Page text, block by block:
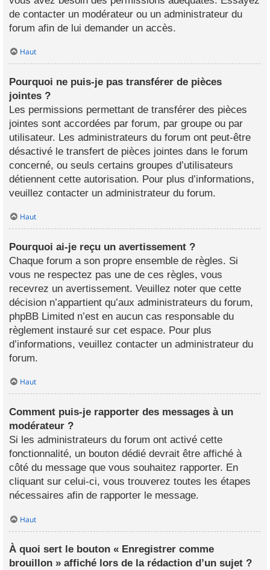
de contacter un modérateur ou un administrateur du
forum afin de lui demander un accès.
Haut
Pourquoi ne puis-je pas transférer de pièces
jointes ?
Les permissions permettant de transférer des pièces
jointes sont accordées par forum, par groupe ou par
utilisateur. Les administrateurs du forum ont peut-être
désactivé le transfert de pièces jointes dans le forum
concerné, ou seuls certains groupes d’utilisateurs
détiennent cette autorisation. Pour plus d’informations,
veuillez contacter un administrateur du forum.
Haut
Pourquoi ai-je reçu un avertissement ?
Chaque forum a son propre ensemble de règles. Si
vous ne respectez pas une de ces règles, vous
recevrez un avertissement. Veuillez noter que cette
décision n’appartient qu’aux administrateurs du forum,
phpBB Limited n’est en aucun cas responsable du
règlement instauré sur cet espace. Pour plus
d’informations, veuillez contacter un administrateur du
forum.
Haut
Comment puis-je rapporter des messages à un
modérateur ?
Si les administrateurs du forum ont activé cette
fonctionnalité, un bouton dédié devrait être affiché à
côté du message que vous souhaitez rapporter. En
cliquant sur celui-ci, vous trouverez toutes les étapes
nécessaires afin de rapporter le message.
Haut
À quoi sert le bouton « Enregistrer comme
brouillon » affiché lors de la rédaction d’un sujet ?